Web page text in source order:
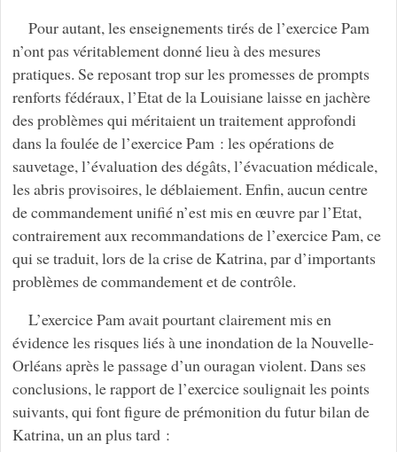
Pour autant, les enseignements tirés de l’exercice Pam
n’ont pas véritablement donné lieu à des mesures
pratiques. Se reposant trop sur les promesses de prompts
renforts fédéraux, l’Etat de la Louisiane laisse en jachère
des problèmes qui méritaient un traitement approfondi
dans la foulée de l’exercice Pam : les opérations de
sauvetage, l’évaluation des dégâts, l’évacuation médicale,
les abris provisoires, le déblaiement. Enfin, aucun centre
de commandement unifié n’est mis en œuvre par l’Etat,
contrairement aux recommandations de l’exercice Pam, ce
qui se traduit, lors de la crise de Katrina, par d’importants
problèmes de commandement et de contrôle.
L’exercice Pam avait pourtant clairement mis en
évidence les risques liés à une inondation de la Nouvelle-
Orléans après le passage d’un ouragan violent. Dans ses
conclusions, le rapport de l’exercice soulignait les points
suivants, qui font figure de prémonition du futur bilan de
Katrina, un an plus tard :